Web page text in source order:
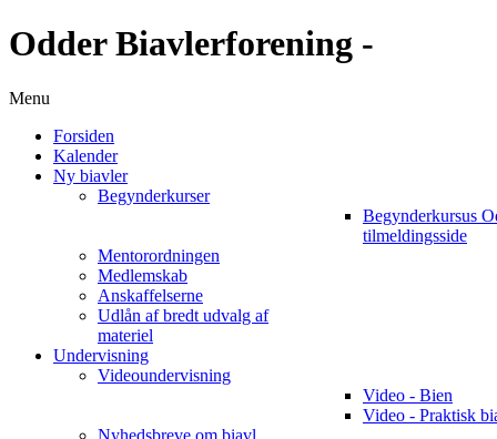
Odder Biavlerforening -
Menu
Forsiden
Kalender
Ny biavler
Begynderkurser
Begynderkursus
tilmeldingsside
Mentorordningen
Medlemskab
Anskaffelserne
Udlån af bredt udvalg af
materiel
Undervisning
Videoundervisning
Video - Bien
Video - Praktisk
Nyhedsbreve om biavl